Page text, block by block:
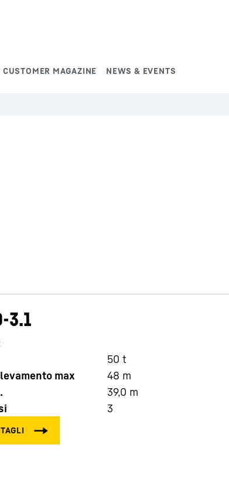
CUSTOMER MAGAZINE NEWS & EVENTS
Carriera in Liebherr
3.1
50 t
max
48 m
39,0 m
3